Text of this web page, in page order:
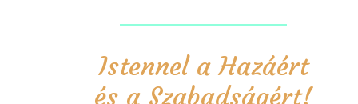
Istennel a Hazáért
és a Szabadságért!